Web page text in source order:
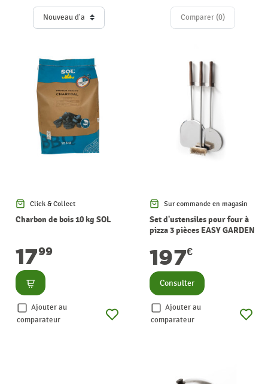
Comparer (0)‎
Click & Collect
Charbon de bois 10 kg SOL
1799
Consulter
Ajouter au
comparateur
Sur commande en magasin
Set d'ustensiles pour four à
pizza 3 pièces EASY GARDEN
197€
Consulter
Ajouter au
comparateur